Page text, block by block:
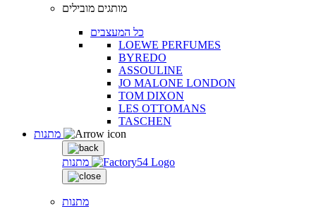
מותגים מובילים
כל המעצבים
LOEWE PERFUMES
BYREDO
ASSOULINE
JO MALONE LONDON
TOM DIXON
LES OTTOMANS
TASCHEN
מתנות
מתנות